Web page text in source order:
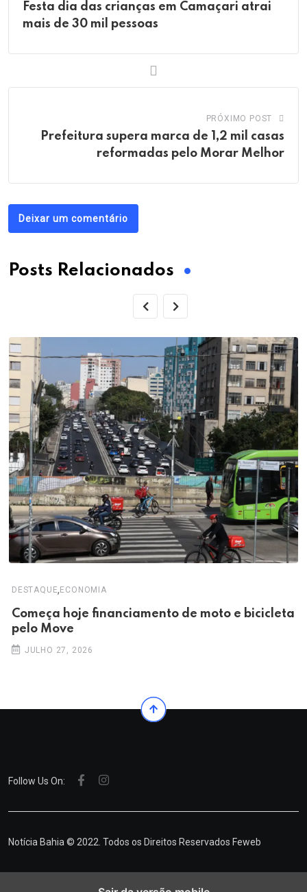
Festa dia das crianças em Camaçari atrai
mais de 30 mil pessoas
PRÓXIMO POST
Prefeitura supera marca de 1,2 mil casas
reformadas pelo Morar Melhor
Deixar um comentário
Posts Relacionados
DESTAQUE, ECONOMIA
Começa hoje financiamento de moto e bicicleta
pelo Move
JULHO 27, 2026
Follow Us On:
Notícia Bahia © 2022. Todos os Direitos Reservados Feweb